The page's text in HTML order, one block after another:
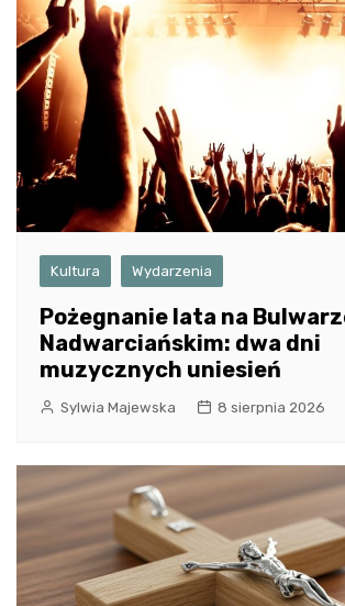
Kultura Wydarzenia
Pożegnanie lata na
Nadwarciańskim: dwa dni
muzycznych uniesień
Sylwia Majewska 8 sierpnia 2026